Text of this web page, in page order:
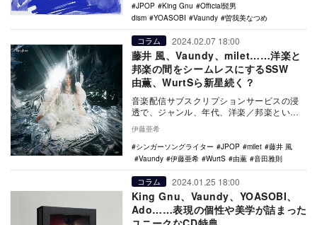
JPOP
King Gnu
Official髭男
dism
YOASOBI Vaundy 曽我美なつめ
コラム 2024.02.07 18:00
藤井 風、Vaundy、milet……洋楽と
邦楽の間をシームレスにするSSW
由薫、WurtSら新星続く？
音楽配信サブスクリプションサービスの浸
透で、ジャンル、年代、洋楽／邦楽という
括りがシームレスになりつつある。本稿で
は“シームレス…
伊藤亜希
シンガーソングライター
JPOP milet
藤井 風
Vaundy
伊藤亜希 WurtS 由薫 音田雅則
コラム 2024.01.25 18:00
King Gnu、Vaundy、YOASOBI、
Ado……表現の個性や美学が詰まった